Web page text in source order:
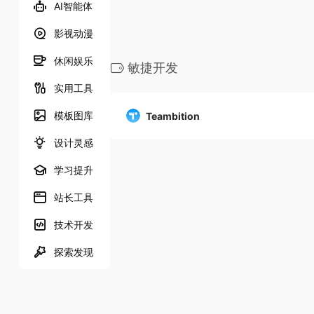
AI智能体
影视动漫
休闲娱乐
实用工具
模板图库
设计灵感
学习提升
站长工具
技术开发
探索发现
敏捷开发
Teambition